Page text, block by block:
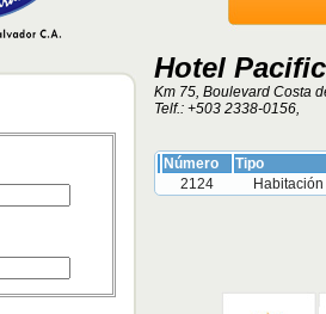
Hotel
Km 75, Boulevard Costa
Telf.: +503 2338-0156,
Número
Tipo
2124